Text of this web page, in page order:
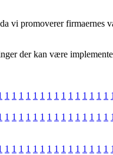
promoverer firmaernes
der kan være
1 1 1 1 1 1 1 1 1 1 1 1 1 1 1 1
1 1 1 1 1 1 1 1 1 1 1 1 1 1 1 1
1 1 1 1 1 1 1 1 1 1 1 1 1 1 1 1